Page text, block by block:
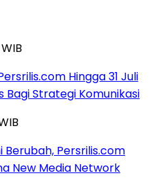
Hingga 31 Juli
Bagi Strategi Komunikasi
Berubah, Persrilis.com
New Media Network